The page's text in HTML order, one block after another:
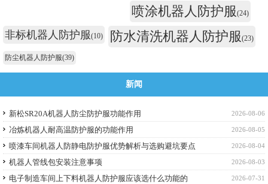
喷涂机器人防护服(24)
非标机器人防护服(10) 防水清洗机器人防护服(23)
防尘机器人防护服(39)
新闻
2026-08-06
新松SR20A机器人防尘防护服功能作用
2026-08-05
冶炼机器人耐高温防护服的功能作用
2026-08-04
喷漆车间机器人防静电防护服优势解析与选购避坑要点
2026-08-03
机器人管线包安装注意事项
2026-07-31
电子制造车间上下料机器人防护服应该选什么功能的